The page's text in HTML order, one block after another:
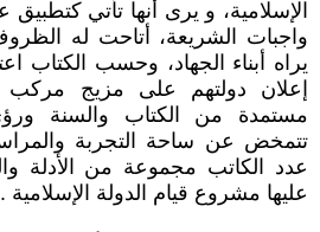
الإسلامية، و يرى أنها تأتي
واجبات الشريعة، أتاحت له
يراه أبناء الجهاد، وحسب الكتاب
إعلان دولتهم على مزيج
مستمدة من الكتاب والسنة
تتمخض عن ساحة التجربة
عدد الكاتب مجموعة من الأدلة
عليها مشروع قيام الدولة الإسلامية .